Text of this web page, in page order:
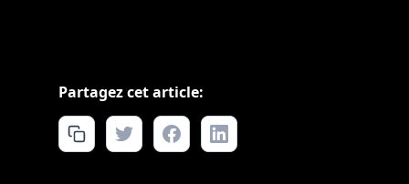
Partagez cet article: